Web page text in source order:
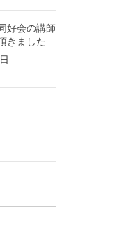
好会の講師
きました